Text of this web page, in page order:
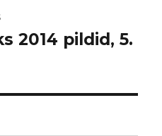
2014 pildid, 5.